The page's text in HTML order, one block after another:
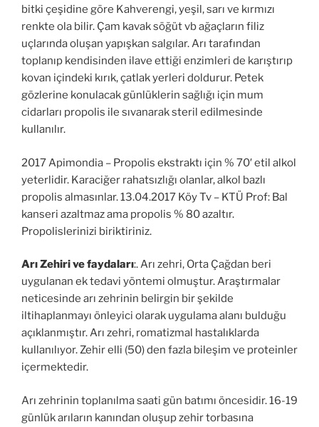
bitki çeşidine göre Kahverengi, yeşil, sarı ve kırmızı
renkte ola bilir. Çam kavak söğüt vb ağaçların filiz
uçlarında oluşan yapışkan salgılar. Arı tarafından
toplanıp kendisinden ilave ettiği enzimleri de karıştırıp
kovan içindeki kırık, çatlak yerleri doldurur. Petek
gözlerine konulacak günlüklerin sağlığı için mum
cidarları propolis ile sıvanarak steril edilmesinde
kullanılır.
2017 Apimondia – Propolis ekstraktı için % 70′ etil alkol
yeterlidir. Karaciğer rahatsızlığı olanlar, alkol bazlı
propolis almasınlar. 13.04.2017 Köy Tv – KTÜ Prof: Bal
kanseri azaltmaz ama propolis % 80 azaltır.
Propolislerinizi biriktiriniz.
Arı Zehiri ve faydaları:. Arı zehri, Orta Çağdan beri
uygulanan ek tedavi yöntemi olmuştur. Araştırmalar
neticesinde arı zehrinin belirgin bir şekilde
iltihaplanmayı önleyici olarak uygulama alanı bulduğu
açıklanmıştır. Arı zehri, romatizmal hastalıklarda
kullanılıyor. Zehir elli (50) den fazla bileşim ve proteinler
içermektedir.
Arı zehrinin toplanılma saati gün batımı öncesidir. 16-19
günlük arıların kanından oluşup zehir torbasına